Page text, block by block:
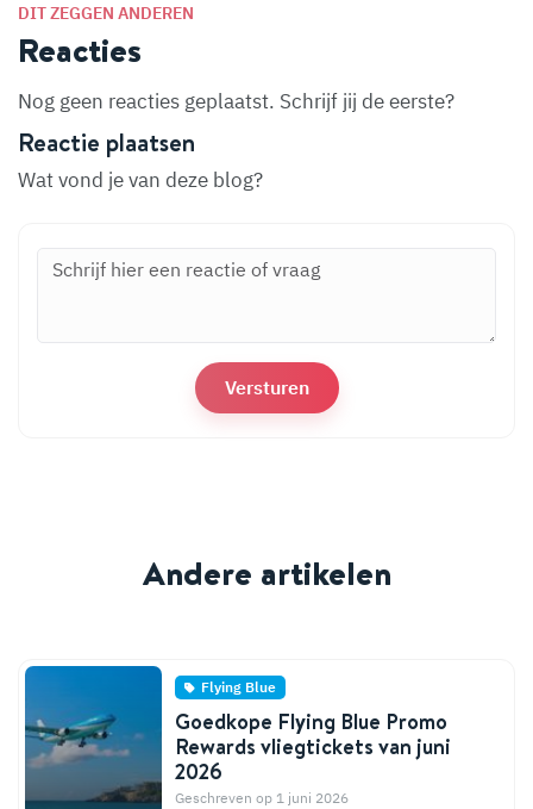
DIT ZEGGEN ANDEREN
Reacties
Nog geen reacties geplaatst. Schrijf jij de eerste?
Reactie plaatsen
Wat vond je van deze blog?
Andere artikelen
Flying Blue
Goedkope Flying Blue Promo
Rewards vliegtickets van juni
2026
Geschreven op 1 juni 2026